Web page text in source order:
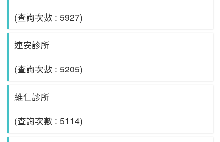
(查詢次數 : 5927)
連安診所
(查詢次數 : 5205)
維仁診所
(查詢次數 : 5114)